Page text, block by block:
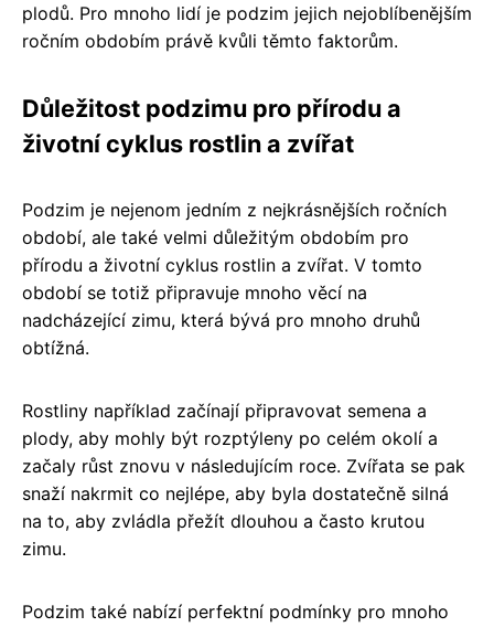
plodů. Pro mnoho lidí je podzim jejich nejoblíbenějším
ročním obdobím právě kvůli těmto faktorům.
Důležitost podzimu pro přírodu a
životní cyklus rostlin a zvířat
Podzim je nejenom jedním z nejkrásnějších ročních
období, ale také velmi důležitým obdobím pro
přírodu a životní cyklus rostlin a zvířat. V tomto
období se totiž připravuje mnoho věcí na
nadcházející zimu, která bývá pro mnoho druhů
obtížná.
Rostliny například začínají připravovat semena a
plody, aby mohly být rozptýleny po celém okolí a
začaly růst znovu v následujícím roce. Zvířata se pak
snaží nakrmit co nejlépe, aby byla dostatečně silná
na to, aby zvládla přežít dlouhou a často krutou
zimu.
Podzim také nabízí perfektní podmínky pro mnoho